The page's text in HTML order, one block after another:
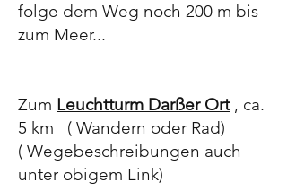
folge dem Weg noch 200 m bis
zum Meer...
Zum Leuchtturm Darßer Ort, ca.
5 km ( Wandern oder Rad)
( Wegebeschreibungen auch
unter obigem Link)